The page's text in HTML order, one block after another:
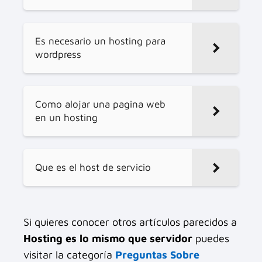
Es necesario un hosting para
wordpress
Como alojar una pagina web
en un hosting
Que es el host de servicio
Si quieres conocer otros artículos parecidos a
Hosting es lo mismo que servidor puedes
visitar la categoría Preguntas Sobre